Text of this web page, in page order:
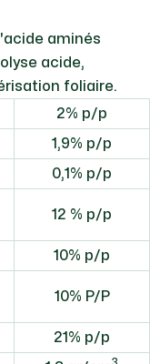
aminés
acide,
foliaire.
2% p/p
1,9% p/p
0,1% p/p
12 % p/p
10% p/p
10% P/P
21% p/p